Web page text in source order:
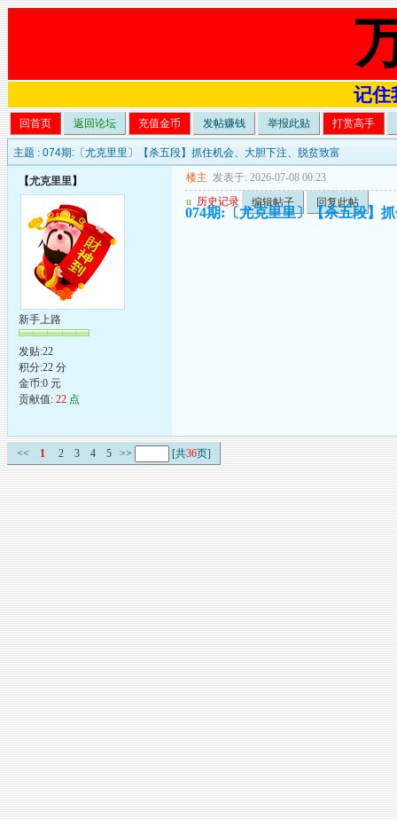
记住
回首页 返回论坛 充值金币 发帖赚钱 举报此贴 打赏高手
主题 : 074期:〔尤克里里〕【杀五段】抓住机会、大胆下注、脱贫致富
【尤克里里】
新手上路
发贴:22
积分:22 分
金币:0 元
贡献值: 22 点
楼主 发表于: 2026-07-08 00:23
u 历史记录 编辑帖子 回复此帖
074期:〔尤克里里〕【杀五段】
<< 1 2 3 4 5 >> [共36页]